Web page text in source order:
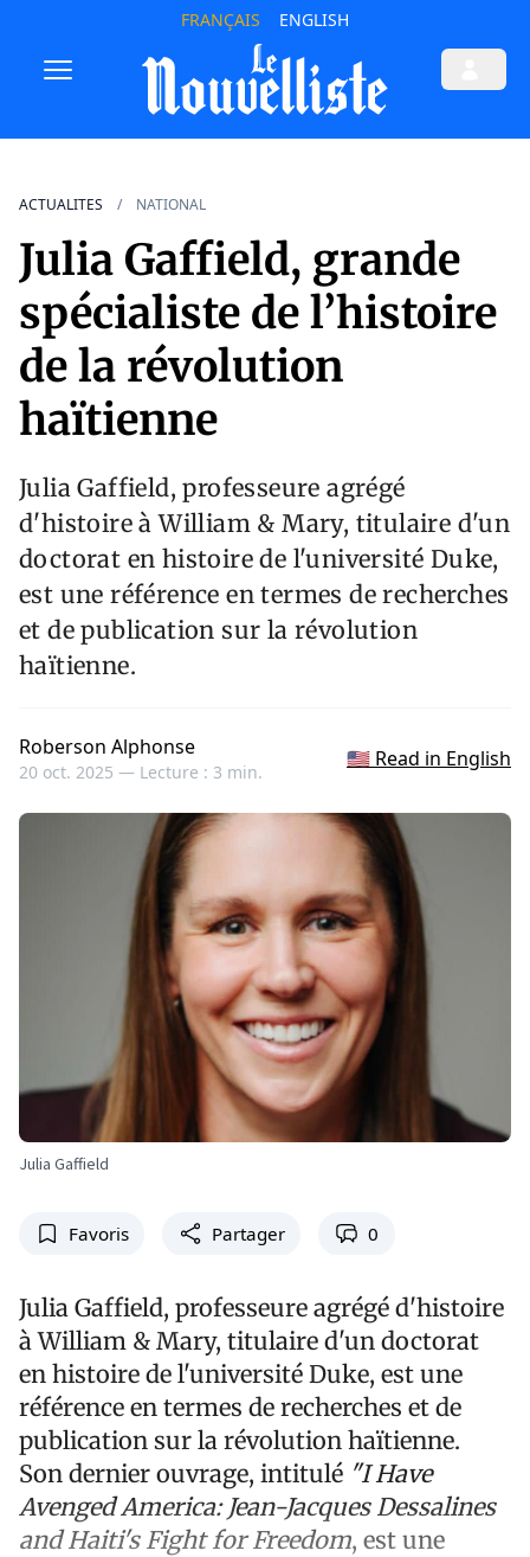
FRANÇAIS ENGLISH
ACTUALITES NATIONAL
Julia Gaffield, grande
spécialiste de l’histoire
de la révolution
haïtienne
Julia Gaffield, professeure agrégé
d'histoire à William & Mary, titulaire d'un
doctorat en histoire de l'université Duke,
est une référence en termes de recherches
et de publication sur la révolution
haïtienne.
Roberson Alphonse
20 oct. 2025 — Lecture : 3 min.
🇺🇸 Read in English
Julia Gaffield
Favoris Partager 0
Julia Gaffield, professeure agrégé d'histoire
à William & Mary, titulaire d'un doctorat
en histoire de l'université Duke, est une
référence en termes de recherches et de
publication sur la révolution haïtienne.
Son dernier ouvrage, intitulé "IHave
Avenged America: Jean-Jacques Dessalines
and Haiti's Fight for Freedom, est une